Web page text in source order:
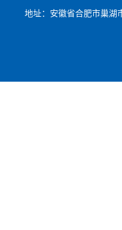
地址：安徽省合肥市巢湖